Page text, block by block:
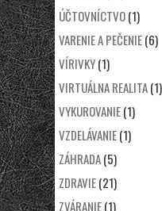
ÚČTOVNÍCTVO(1)
VARENIE A PEČENIE(6)
VÍRIVKY(1)
VIRTUÁLNA REALITA(1)
VYKUROVANIE(1)
VZDELÁVANIE(1)
ZÁHRADA(5)
ZDRAVIE(21)
ZVÁRANIE(1)